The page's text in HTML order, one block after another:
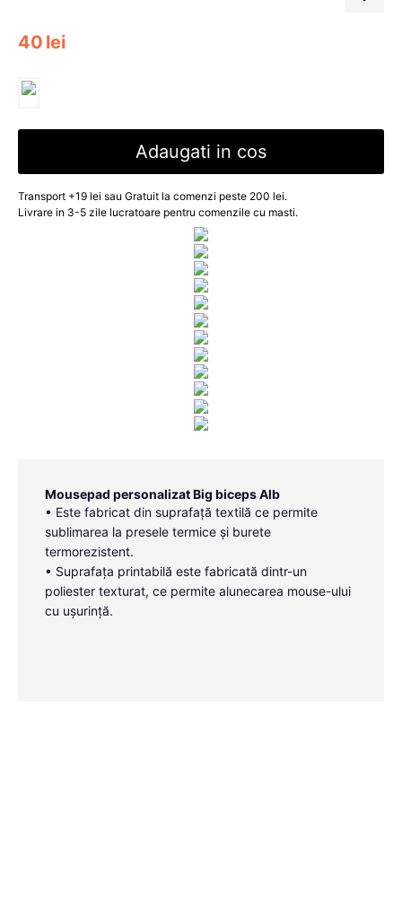
40 lei
Adaugati in cos
Transport +19 lei sau Gratuit la comenzi peste 200 lei.
Livrare in 3-5 zile lucratoare pentru comenzile cu masti.
Mousepad personalizat Big biceps Alb
• Este fabricat din suprafață textilă ce permite
sublimarea la presele termice și burete
termorezistent.
• Suprafața printabilă este fabricată dintr-un
poliester texturat, ce permite alunecarea mouse-ului
cu ușurință.